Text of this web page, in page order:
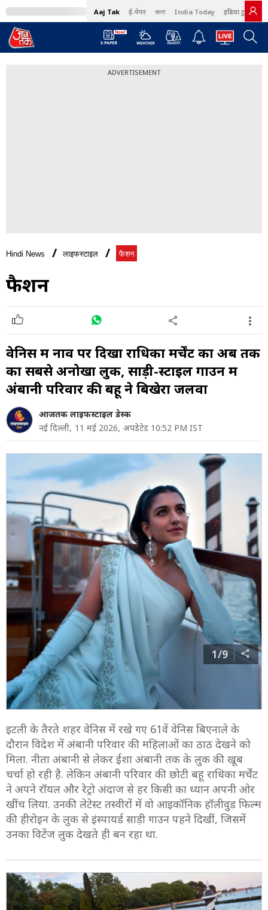
Aaj Tak ई-पेपर বাংলা India Today इंडिया टुडे हिंदी
ADVERTISEMENT
Hindi News लाइफस्टाइल फैशन
फैशन
वेनिस में नाव पर दिखा राधिका मर्चेंट का अब तक
का सबसे अनोखा लुक, साड़ी-स्टाइल गाउन में
अंबानी परिवार की बहू ने बिखेरा जलवा
आजतक लाइफस्टाइल डेस्क
नई दिल्ली, 11 मई 2026, अपडेटेड 10:52 PM IST
1/9
इटली के तैरते शहर वेनिस में रखे गए 61वें वेनिस बिएनाले के
दौरान विदेश में अंबानी परिवार की महिलाओं का ठाठ देखने को
मिला. नीता अंबानी से लेकर ईशा अंबानी तक के लुक की खूब
चर्चा हो रही है. लेकिन अंबानी परिवार की छोटी बहू राधिका मर्चेंट
ने अपने रॉयल और रेट्रो अंदाज से हर किसी का ध्यान अपनी ओर
खींच लिया. उनकी लेटेस्ट तस्वीरों में वो आइकॉनिक हॉलीवुड फिल्म
की हीरोइन के लुक से इंस्पायर्ड साड़ी गाउन पहने दिखीं, जिसमें
उनका विटेंज लुक देखते ही बन रहा था.